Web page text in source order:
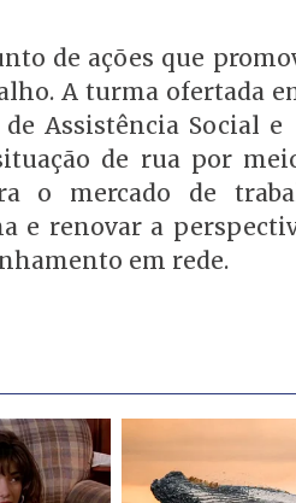
de ações que
A turma ofertada
de Assistência Social
de rua por
o mercado de
e renovar a
em rede.